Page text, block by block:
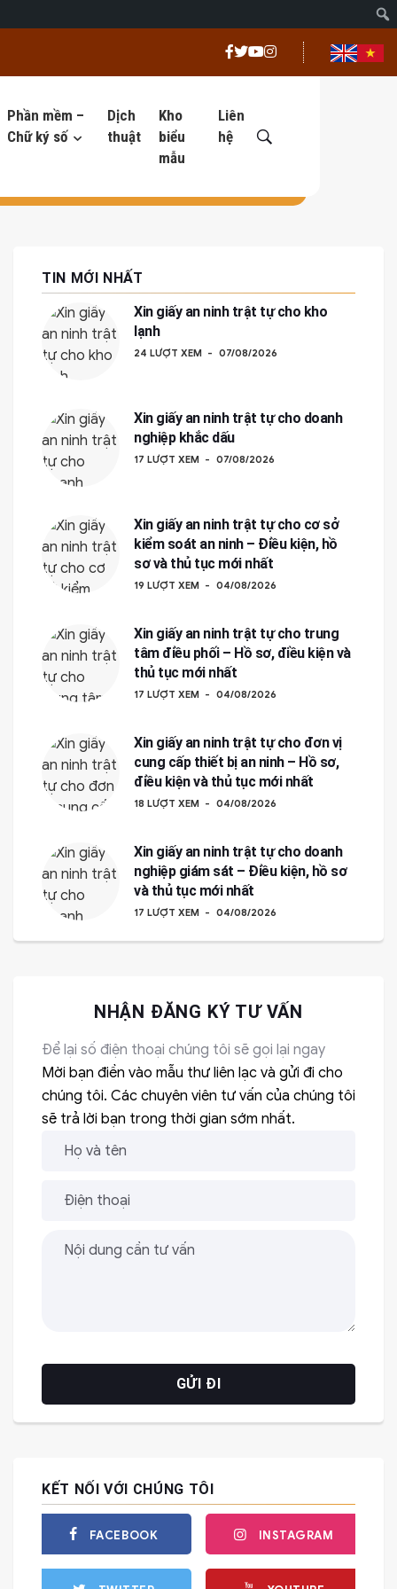
Phần mềm –
Chữ ký số
Dịch
thuật
Kho
biểu
mẫu
Liên
hệ
TIN MỚI NHẤT
Xin giấy an ninh trật tự cho kho
lạnh
24 LƯỢT XEM 07/08/2026
Xin giấy an ninh trật tự cho doanh
nghiệp khắc dấu
17 LƯỢT XEM 07/08/2026
Xin giấy an ninh trật tự cho cơ sở
kiểm soát an ninh – Điều kiện, hồ
sơ và thủ tục mới nhất
19 LƯỢT XEM 04/08/2026
Xin giấy an ninh trật tự cho trung
tâm điều phối – Hồ sơ, điều kiện và
thủ tục mới nhất
17 LƯỢT XEM 04/08/2026
Xin giấy an ninh trật tự cho đơn vị
cung cấp thiết bị an ninh – Hồ sơ,
điều kiện và thủ tục mới nhất
18 LƯỢT XEM 04/08/2026
Xin giấy an ninh trật tự cho doanh
nghiệp giám sát – Điều kiện, hồ sơ
và thủ tục mới nhất
17 LƯỢT XEM 04/08/2026
NHẬN ĐĂNG KÝ TƯ VẤN
Để lại số điện thoại chúng tôi sẽ gọi lại ngay
Mời bạn điền vào mẫu thư liên lạc và gửi đi cho
chúng tôi. Các chuyên viên tư vấn của chúng tôi
sẽ trả lời bạn trong thời gian sớm nhất.
KẾT NỐI VỚI CHÚNG TÔI
FACEBOOK INSTAGRAM